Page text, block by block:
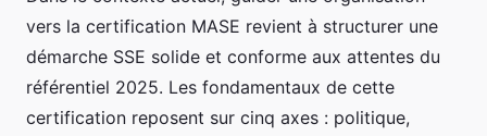
vers la certification MASE revient à structurer une
démarche SSE solide et conforme aux attentes du
référentiel 2025. Les fondamentaux de cette
certification reposent sur cinq axes : politique,